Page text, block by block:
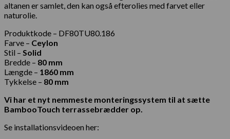
altanen er samlet, den kan også efterolies med farvet eller
naturolie.
Produktkode – DF80TU80.186
Farve – Ceylon
Stil – Solid
Bredde – 80 mm
Længde – 1860 mm
Tykkelse – 80 mm
Vi har et nyt nemmeste monteringssystem til at sætte
BambooTouch terrassebrædder op.
Se installationsvideoen her: